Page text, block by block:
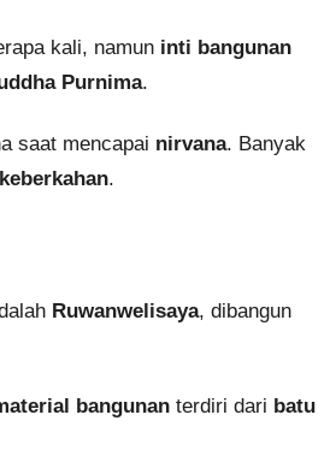
kali, namun inti bangunan
Purnima.
saat mencapai nirvana. Banyak
.
Ruwanwelisaya, dibangun
bangunan terdiri dari batu